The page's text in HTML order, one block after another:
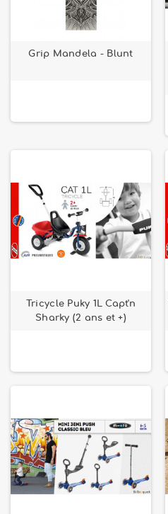
Grip Mandela - Blunt
Tricycle Puky 1L Capt'n
Sharky (2 ans et +)